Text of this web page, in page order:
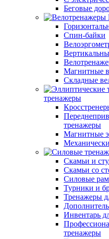
Беговые
Спин-байки
Магнитные
Складные
тренажеры
тренажеры
Магнитные
Скамьи и
Скамьи со
Силовые
Турники и
Тренажеры
Инвентарь
тренажеры